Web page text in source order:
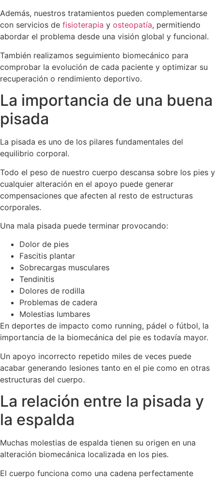
Además, nuestros tratamientos pueden complementarse
con servicios de fisioterapia y osteopatía, permitiendo
abordar el problema desde una visión global y funcional.
También realizamos seguimiento biomecánico para
comprobar la evolución de cada paciente y optimizar su
recuperación o rendimiento deportivo.
La importancia de una buena
pisada
La pisada es uno de los pilares fundamentales del
equilibrio corporal.
Todo el peso de nuestro cuerpo descansa sobre los pies y
cualquier alteración en el apoyo puede generar
compensaciones que afecten al resto de estructuras
corporales.
Una mala pisada puede terminar provocando:
Dolor de pies
Fascitis plantar
Sobrecargas musculares
Tendinitis
Dolores de rodilla
Problemas de cadera
Molestias lumbares
En deportes de impacto como running, pádel o fútbol, la
importancia de la biomecánica del pie es todavía mayor.
Un apoyo incorrecto repetido miles de veces puede
acabar generando lesiones tanto en el pie como en otras
estructuras del cuerpo.
La relación entre la pisada y
la espalda
Muchas molestias de espalda tienen su origen en una
alteración biomecánica localizada en los pies.
El cuerpo funciona como una cadena perfectamente